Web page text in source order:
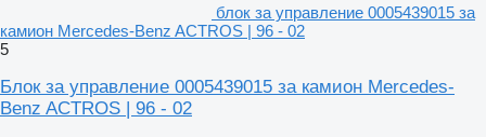
блок за управление 0005439015 за
камион Mercedes-Benz ACTROS | 96 - 02
5
Блок за управление 0005439015 за камион Mercedes-
Benz ACTROS | 96 - 02